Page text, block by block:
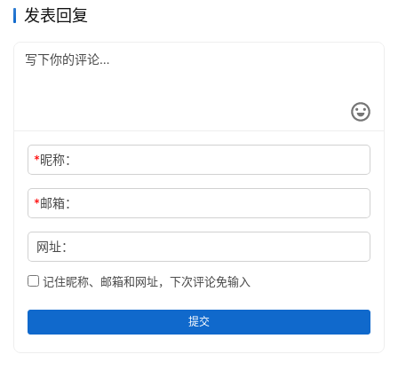
发表回复
*昵称：
*邮箱：
网址：
记住昵称、邮箱和网址，下次评论免输入
提交